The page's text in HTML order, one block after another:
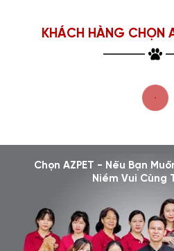
KHÁCH HÀNG CHỌN
Chọn AZPET - Nếu Bạn
Niềm Vui Cùng